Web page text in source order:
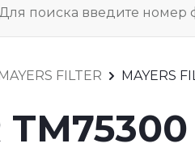
FILTER MAYERS
TM75300